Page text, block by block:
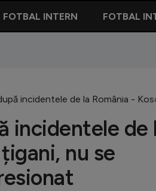
FOTBAL INTERN FOTBAL
incidentele de la România -
incidentele de
nu se